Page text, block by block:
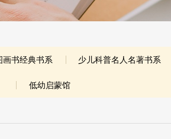
画书经典书系 少儿科普名人名著书系
低幼启蒙馆